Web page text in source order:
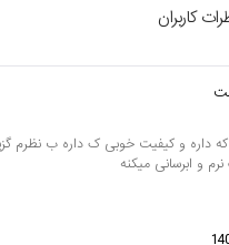
کاربران
داره و کیفیت خوبی ک داره ب نظرم
و ابرسانی میکنه